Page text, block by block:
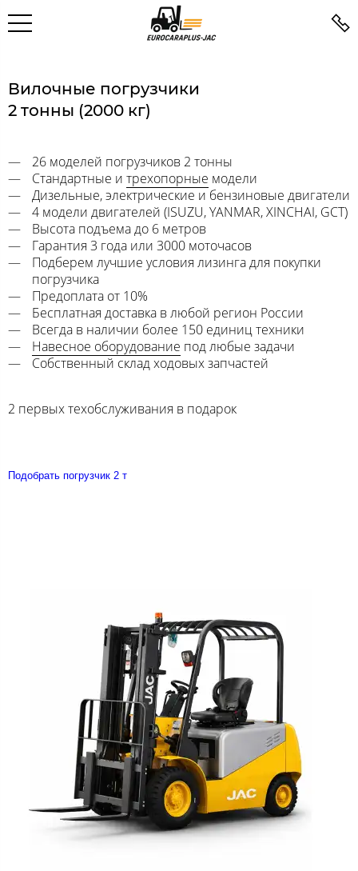
Вилочные погрузчики
2 тонны (2000 кг)
26 моделей погрузчиков 2 тонны
Стандартные и трехопорные модели
Дизельные, электрические и бензиновые двигатели
4 модели двигателей (ISUZU, YANMAR, XINCHAI, GCT)
Высота подъема до 6 метров
Гарантия 3 года или 3000 моточасов
Подберем лучшие условия лизинга для покупки
погрузчика
Предоплата от 10%
Бесплатная доставка в любой регион России
Всегда в наличии более 150 единиц техники
Навесное оборудование под любые задачи
Собственный склад ходовых запчастей
2 первых техобслуживания в подарок
Подобрать погрузчик 2 т